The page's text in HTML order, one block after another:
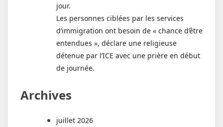
jour.
Les personnes ciblées par les services
d’immigration ont besoin de « chance d’être
entendues », déclare une religieuse
détenue par l’ICE avec une prière en début
de journée.
Archives
juillet 2026